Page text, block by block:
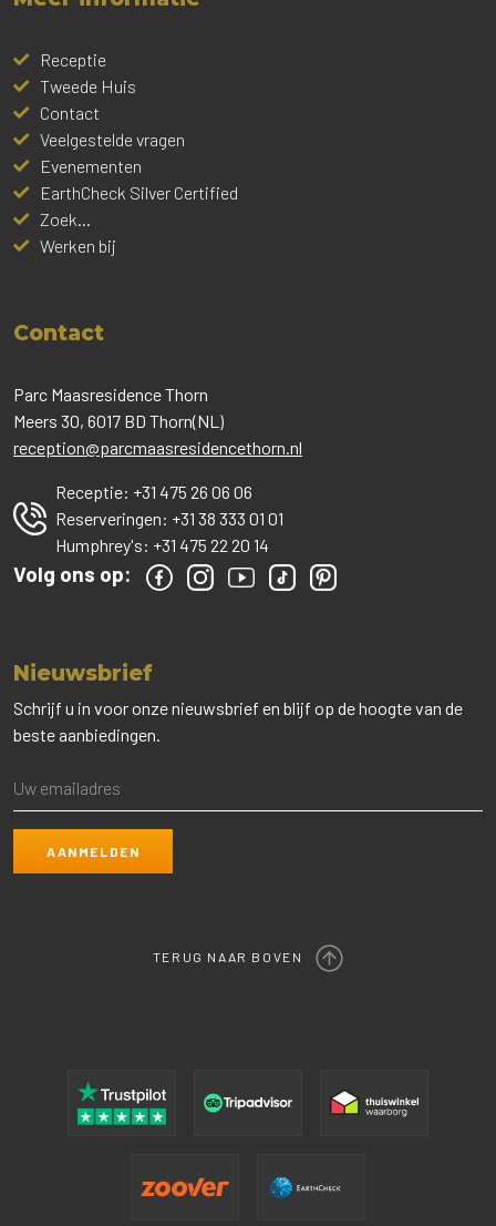
Receptie
Tweede Huis
Contact
Veelgestelde vragen
Evenementen
EarthCheck Silver Certified
Zoek...
Werken bij
Contact
Parc Maasresidence Thorn
Meers 30, 6017 BD Thorn(NL)
reception@parcmaasresidencethorn.nl
Receptie: +31 475 26 06 06
Reserveringen: +31 38 333 01 01
Humphrey's: +31 475 22 20 14
Volg ons op:
Nieuwsbrief
Schrijf u in voor onze nieuwsbrief en blijf op de hoogte van de
beste aanbiedingen.
TERUG NAAR BOVEN